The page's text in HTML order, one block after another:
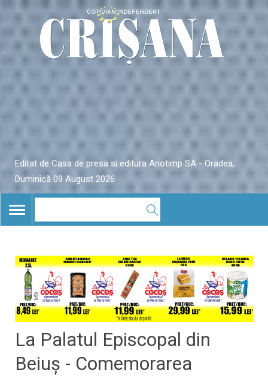
Editat de Casa de presa si editura Anotimp SA - Oradea,
Duminică 09 August 2026
TOGGLE
NAVIGATION
La Palatul Episcopal din
Beiuș - Comemorarea